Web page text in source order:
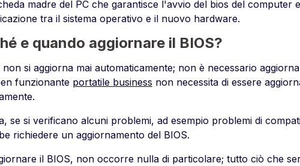
madre del PC che garantisce l'avvio del bios del computer
tra il sistema operativo e il nuovo hardware.
e quando aggiornare il BIOS?
non si aggiorna mai automaticamente; non è necessario
funzionante portatile business non necessita di essere
se si verificano alcuni problemi, ad esempio problemi di
richiedere un aggiornamento del BIOS.
il BIOS, non occorre nulla di particolare; tutto ciò che